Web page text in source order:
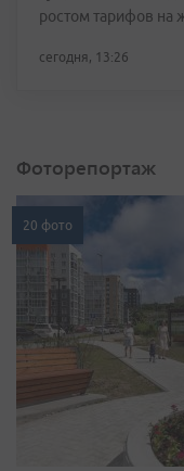
ростом тарифов на
сегодня, 13:26
Фоторепортаж
20 фото